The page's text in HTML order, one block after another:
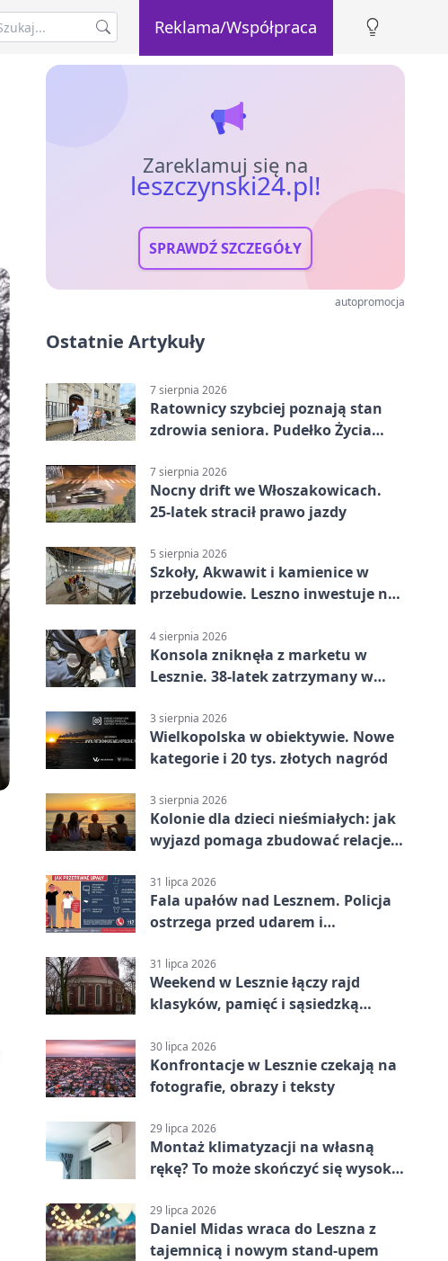
Reklama/Współpraca
Zareklamuj się na
leszczynski24.pl!
SPRAWDŹ SZCZEGÓŁY
autopromocja
Ostatnie Artykuły
7 sierpnia 2026
Ratownicy szybciej poznają stan
zdrowia seniora. Pudełko Życia
7 sierpnia 2026
Nocny drift we Włoszakowicach.
25-latek stracił prawo jazdy
5 sierpnia 2026
Szkoły, Akwawit i kamienice w
przebudowie. Leszno inwestuje na
4 sierpnia 2026
Konsola zniknęła z marketu w
Lesznie. 38-latek zatrzymany w
3 sierpnia 2026
Wielkopolska w obiektywie. Nowe
kategorie i 20 tys. złotych nagród
3 sierpnia 2026
Kolonie dla dzieci nieśmiałych: jak
wyjazd pomaga zbudować relacje z
31 lipca 2026
Fala upałów nad Lesznem. Policja
ostrzega przed udarem i
31 lipca 2026
Weekend w Lesznie łączy rajd
klasyków, pamięć i sąsiedzką
30 lipca 2026
Konfrontacje w Lesznie czekają na
fotografie, obrazy i teksty
29 lipca 2026
Montaż klimatyzacji na własną
rękę? To może skończyć się wysoką
29 lipca 2026
Daniel Midas wraca do Leszna z
tajemnicą i nowym stand-upem